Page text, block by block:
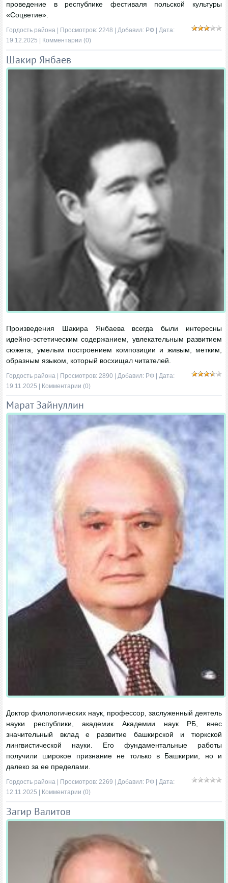
проведение в республике фестиваля польской культуры
«Соцветие».
Гордость района | Просмотров: 2248 | Добавил: РФ | Дата:
19.12.2025
Комментарии (0)
Шакир Янбаев
Произведения Шакира Янбаева всегда были интересны
идейно-эстетическим содержанием, увлекательным развитием
сюжета, умелым построением композиции и живым, метким,
образным языком, который восхищал читателей.
Гордость района | Просмотров: 2890 | Добавил: РФ | Дата:
19.11.2025 | Комментарии (0)
Марат Зайнуллин
Доктор филологических наук, профессор, заслуженный деятель
науки республики, академик Академии наук РБ, внес
значительный вклад е развитие башкирской и тюркской
лингвистической науки. Его фундаментальные работы
получили широкое признание не только в Башкирии, но и
далеко за ее пределами.
Гордость района | Просмотров: 2269 | Добавил: РФ | Дата:
12.11.2025
Комментарии (0)
Загир Валитов